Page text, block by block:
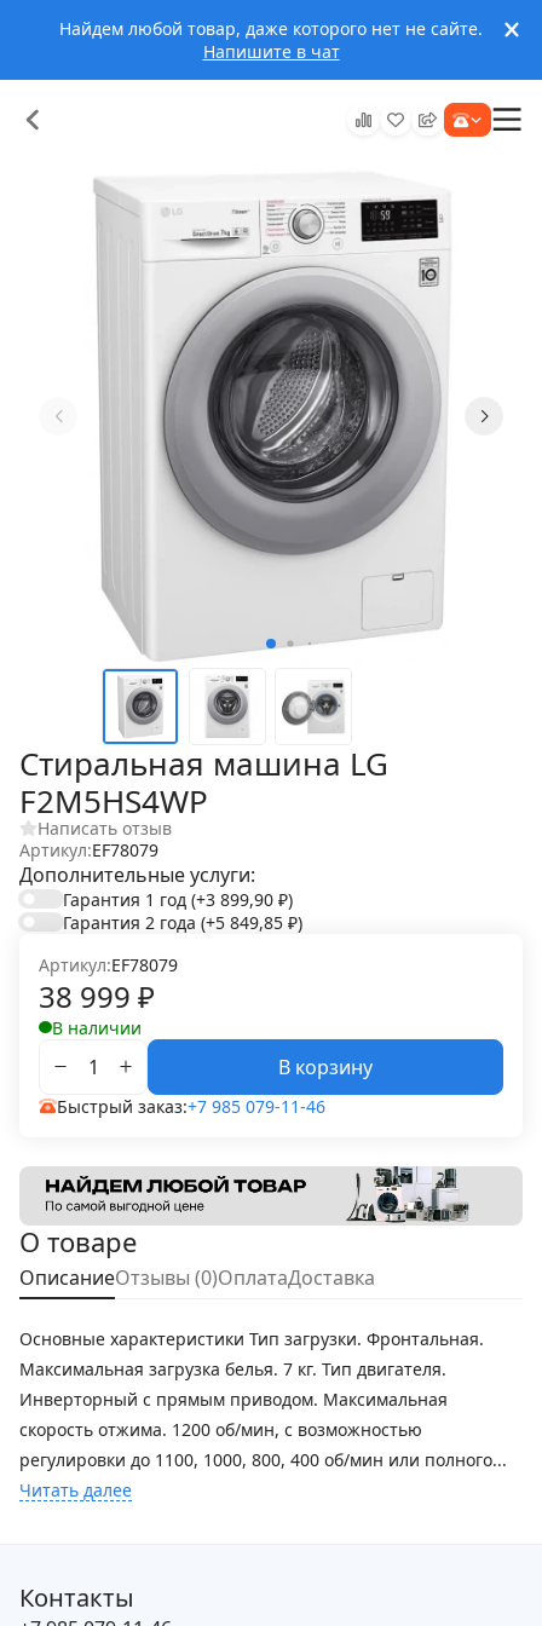
Найдем любой товар, даже которого нет не сайте.
Напишите в чат
Стиральная машина LG
F2M5HS4WP
Написать отзыв
Артикул:EF78079
Дополнительные услуги:
Гарантия 1 год (+3 899,90 ₽)
Гарантия 2 года (+5 849,85 ₽)
Артикул:EF78079
38 999 ₽
В наличии
В корзину
Быстрый заказ:+7 985 079-11-46
О товаре
ОписаниеОтзывы (0)ОплатаДоставка
Основные характеристики Тип загрузки. Фронтальная.
Максимальная загрузка белья. 7 кг. Тип двигателя.
Инверторный с прямым приводом. Максимальная
скорость отжима. 1200 об/мин, с возможностью
регулировки до 1100, 1000, 800, 400 об/мин или полного...
Читать далее
Контакты